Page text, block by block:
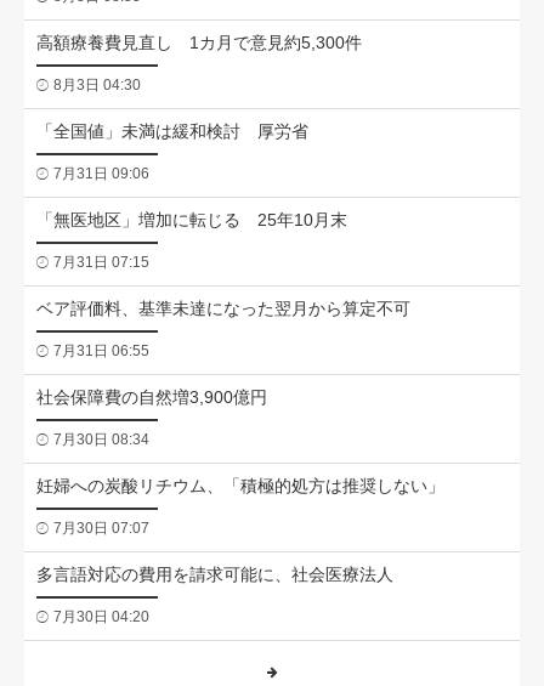
高額療養費見直し 1カ月で意見約5,300件
8月3日 04:30
「全国値」未満は緩和検討 厚労省
7月31日 09:06
「無医地区」増加に転じる 25年10月末
7月31日 07:15
ベア評価料、基準未達になった翌月から算定不可
7月31日 06:55
社会保障費の自然増3,900億円
7月30日 08:34
妊婦への炭酸リチウム、「積極的処方は推奨しない」
7月30日 07:07
多言語対応の費用を請求可能に、社会医療法人
7月30日 04:20